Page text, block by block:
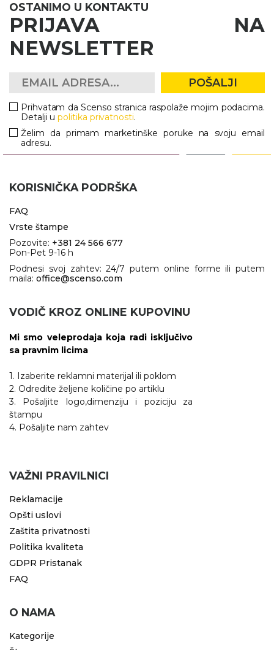
OSTANIMO U KONTAKTU
PRIJAVA NA
NEWSLETTER
POŠALJI
Prihvatam da Scenso stranica raspolaže mojim podacima.
Detalji upolitika privatnosti.
Želim da primam marketinške poruke na svoju email
adresu.
KORISNIČKA PODRŠKA
FAQ
Vrste štampe
Pozovite: +381 24 566 677
Pon-Pet 9-16 h
Podnesi svoj zahtev: 24/7 putem online forme ili putem
maila: office@scenso.com
VODIČ KROZ ONLINE KUPOVINU
Mi smo veleprodaja koja radi isključivo
sa pravnim licima
1. Izaberite reklamni materijal ili poklom
2. Odredite željene količine po artiklu
3. Pošaljite logo,dimenziju i poziciju za
štampu
4. Pošaljite nam zahtev
VAŽNI PRAVILNICI
Reklamacije
Opšti uslovi
Zaštita privatnosti
Politika kvaliteta
GDPR Pristanak
FAQ
O NAMA
Kategorije